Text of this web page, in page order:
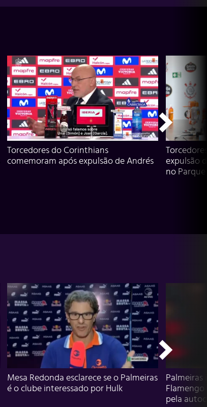
Torcedores do Corinthians
comemoram após expulsão de Andrés
expulsão
no Parque
Mesa Redonda esclarece se o Palmeiras
é o clube interessado por Hulk
Flamengo
pela